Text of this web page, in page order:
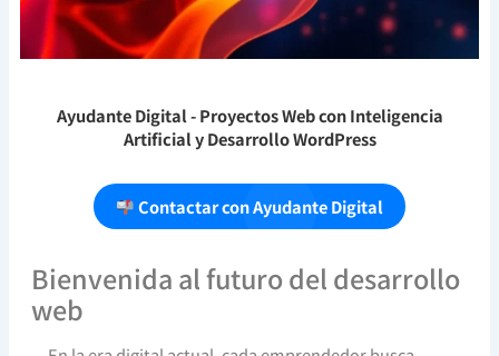
Ayudante Digital- Proyectos Web con Inteligencia
Artificial y Desarrollo WordPress
Contactar con Ayudante Digital
Bienvenida al futuro del desarrollo
web